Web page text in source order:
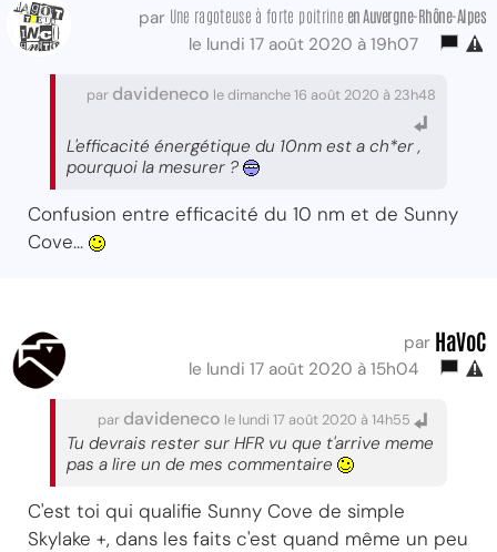
par Une ragoteuse à forte poitrine en Auvergne-Rhône-Alpes
le lundi 17 août 2020 à 19h07
par davideneco le dimanche 16 août 2020 à 23h48
L'efficacité énergétique du 10nm est a ch*er ,
pourquoi la mesurer ?
Confusion entre efficacité du 10 nm et de Sunny
Cove...
par HaVoC
le lundi 17 août 2020 à 15h04
par davideneco le lundi 17 août 2020 à 14h55
Tu devrais rester sur HFR vu que t'arrive meme
pas a lire un de mes commentaire
C'est toi qui qualifie Sunny Cove de simple
Skylake +, dans les faits c'est quand même un peu